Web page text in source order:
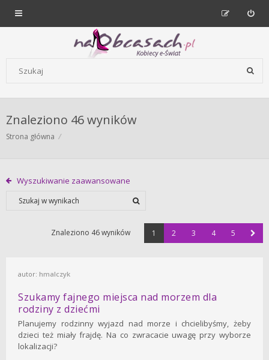
Forum dla kobiet | NaObcasach.pl
Znaleziono 46 wyników
Strona główna
Wyszukiwanie zaawansowane
Znaleziono 46 wyników 1 2 3 4 5
autor: hmalczyk
Szukamy fajnego miejsca nad morzem dla
rodziny z dziećmi
Planujemy rodzinny wyjazd nad morze i chcielibyśmy, żeby
dzieci też miały frajdę. Na co zwracacie uwagę przy wyborze
lokalizacji?